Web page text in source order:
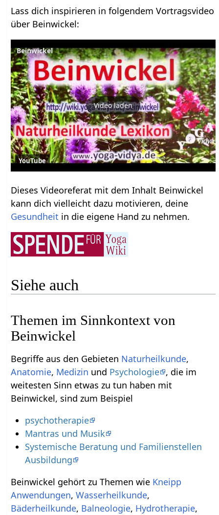
Lass dich inspirieren in folgendem Vortragsvideo
über Beinwickel:
Beinwickel
Video laden
YouTube
Dieses Videoreferat mit dem Inhalt Beinwickel
kann dich vielleicht dazu motivieren, deine
Gesundheit in die eigene Hand zu nehmen.
Siehe auch
Themen im Sinnkontext von
Beinwickel
Begriffe aus den Gebieten Naturheilkunde,
Anatomie, Medizin und Psychologie , die im
weitesten Sinn etwas zu tun haben mit
Beinwickel, sind zum Beispiel
psychotherapie
Mantras und Musik
Systemische Beratung und Familienstellen
Ausbildung
Beinwickel gehört zu Themen wie Kneipp
Anwendungen,Wasserheilkunde,
Bäderheilkunde, Balneologie, Hydrotherapie,